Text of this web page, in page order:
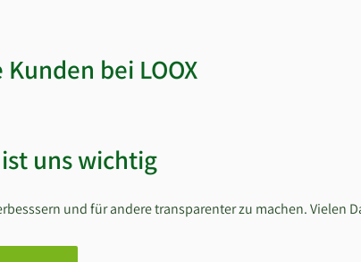
bei LOOX
uns wichtig
und für andere transparenter zu machen. Vielen